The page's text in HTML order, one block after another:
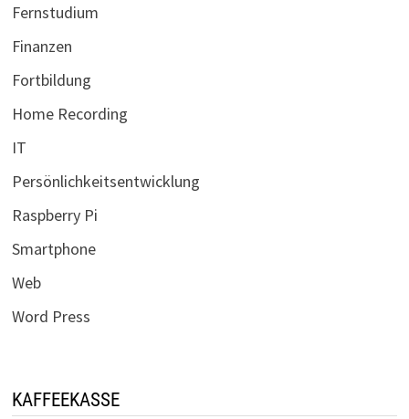
Fernstudium
Finanzen
Fortbildung
Home Recording
IT
Persönlichkeitsentwicklung
Raspberry Pi
Smartphone
Web
Word Press
KAFFEEKASSE